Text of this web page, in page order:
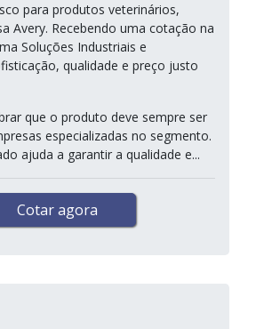
para produtos veterinários,
Avery. Recebendo uma cotação na
Soluções Industriais e
qualidade e preço justo
que o produto deve sempre ser
especializadas no segmento.
ajuda a garantir a qualidade e...
Cotar agora